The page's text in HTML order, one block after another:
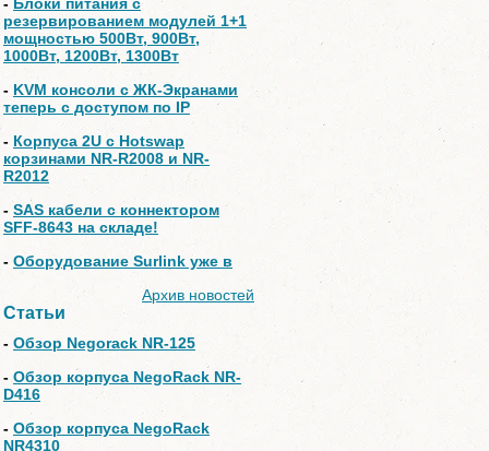
резервированием модулей 1+1
мощностью 500Вт, 900Вт,
1000Вт, 1200Вт, 1300Вт
- KVM консоли с ЖК-Экранами
теперь с доступом по IP
- Корпуса 2U с Hotswap
корзинами NR-R2008 и NR-
R2012
- SAS кабели с коннектором
SFF-8643 на складе!
- Оборудование Surlink уже в
Архив новостей
Статьи
- Обзор Negorack NR-125
- Обзор корпуса NegoRack NR-
D416
- Обзор корпуса NegoRack
NR4310